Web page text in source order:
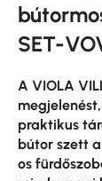
SET-
A VIOLA
praktikus
bútor szett
os